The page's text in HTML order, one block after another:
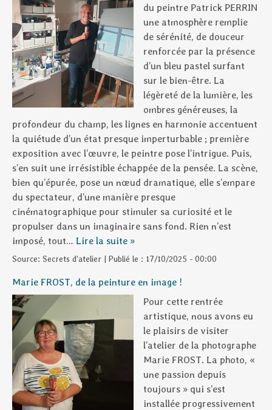
du peintre Patrick PERRIN
une atmosphère remplie
de sérénité, de douceur
renforcée par la présence
d’un bleu pastel surfant
sur le bien-être. La
légèreté de la lumière, les
ombres généreuses, la
profondeur du champ, les lignes en harmonie accentuent
la quiétude d’un état presque imperturbable ; première
exposition avec l’œuvre, le peintre pose l’intrigue. Puis,
s’en suit une irrésistible échappée de la pensée. La scène,
bien qu’épurée, pose un nœud dramatique, elle s’empare
du spectateur, d’une manière presque
cinématographique pour stimuler sa curiosité et le
propulser dans un imaginaire sans fond. Rien n’est
imposé, tout… Lire la suite »
Source: Secrets d'atelier | Publié le : 17/10/2025 - 00:00
Marie FROST, de la peinture en image !
Pour cette rentrée
artistique, nous avons eu
le plaisirs de visiter
l’atelier de la photographe
Marie FROST. La photo, «
une passion depuis
toujours » qui s’est
installée progressivement